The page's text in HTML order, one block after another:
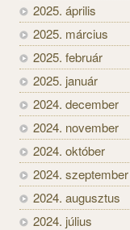
2025. április
2025. március
2025. február
2025. január
2024. december
2024. november
2024. október
2024. szeptember
2024. augusztus
2024. július